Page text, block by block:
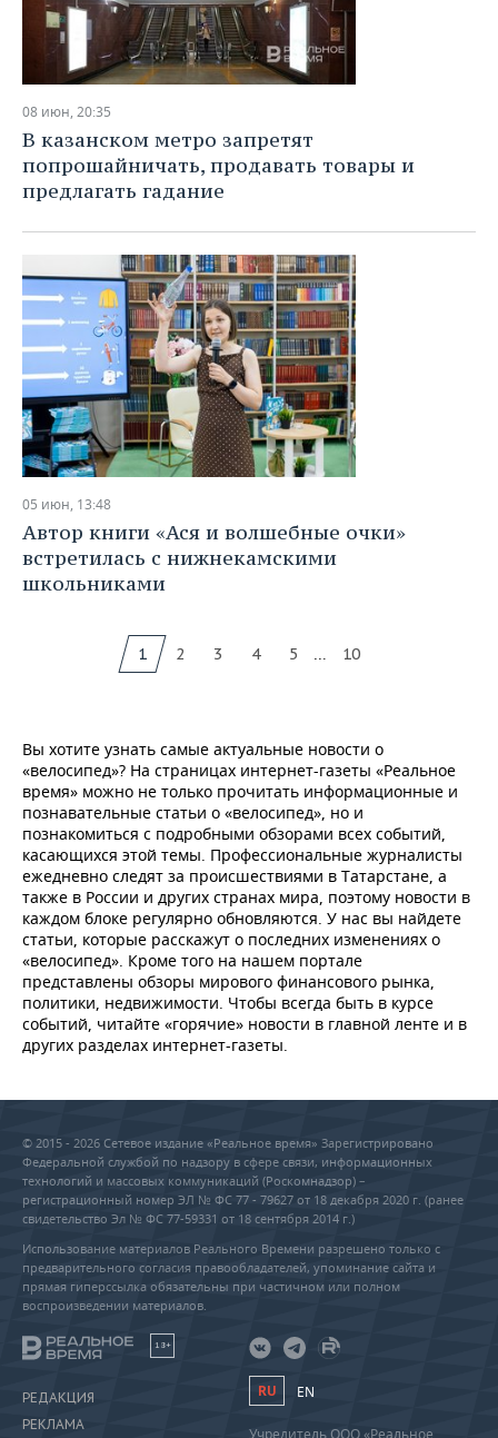
08 июн, 20:35
В казанском метро запретят
попрошайничать, продавать товары и
предлагать гадание
05 июн, 13:48
Автор книги «Ася и волшебные очки»
встретилась с нижнекамскими
школьниками
1 2 3 4 5 ... 10
Вы хотите узнать самые актуальные новости о
«велосипед»? На страницах интернет-газеты «Реальное
время» можно не только прочитать информационные и
познавательные статьи о «велосипед», но и
познакомиться с подробными обзорами всех событий,
касающихся этой темы. Профессиональные журналисты
ежедневно следят за происшествиями в Татарстане, а
также в России и других странах мира, поэтому новости в
каждом блоке регулярно обновляются. У нас вы найдете
статьи, которые расскажут о последних изменениях о
«велосипед». Кроме того на нашем портале
представлены обзоры мирового финансового рынка,
политики, недвижимости. Чтобы всегда быть в курсе
событий, читайте «горячие» новости в главной ленте и в
других разделах интернет-газеты.
© 2015 - 2026 Сетевое издание «Реальное время» Зарегистрировано
Федеральной службой по надзору в сфере связи, информационных
технологий и массовых коммуникаций (Роскомнадзор) –
регистрационный номер ЭЛ № ФС 77 - 79627 от 18 декабря 2020 г. (ранее
свидетельство Эл № ФС 77-59331 от 18 сентября 2014 г.)
Использование материалов Реального Времени разрешено только с
предварительного согласия правообладателей, упоминание сайта и
прямая гиперссылка обязательны при частичном или полном
воспроизведении материалов.
18+
РЕДАКЦИЯ
РЕКЛАМА
RU EN
Учредитель ООО «Реальное